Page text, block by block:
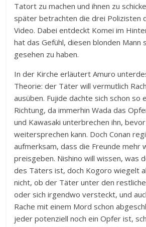
Tatort zu machen und ihnen zu
später betrachten die drei Polizisten
Video. Dabei entdeckt Komei im
hat das Gefühl, diesen blonden Mann
gesehen zu haben.
In der Kirche erläutert Amuro
Theorie: der Täter will vermutlich
ausüben. Fujide dachte sich schon so
Richtung, da immerhin Wada das
und Kawasaki unterbrechen ihn,
weitersprechen kann. Doch Conan
aufmerksam, dass die Freunde mehr
preisgeben. Nishino will wissen, was
des Täters ist, doch Kogoro wiegelt
nicht, ob der Täter unter den
oder sich irgendwo versteckt, und
Rache mit einem Mord schon
jeder potenziell noch ein Opfer ist,